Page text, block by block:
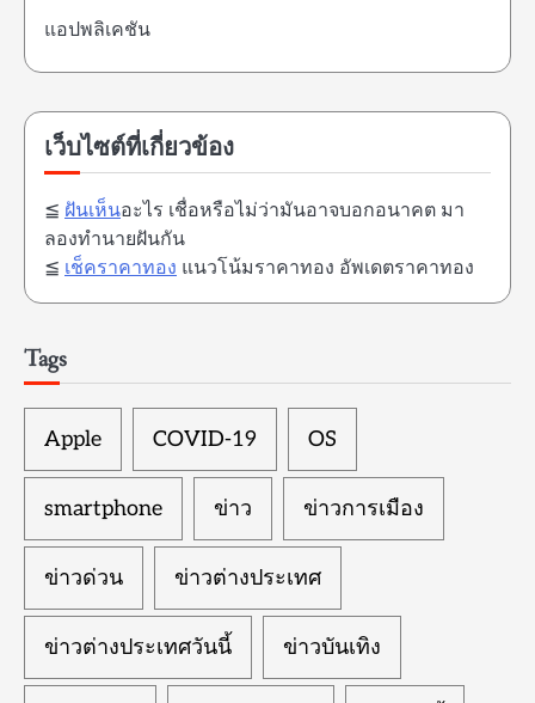
แอปพลิเคชัน
เว็บไซต์ที่เกี่ยวข้อง
≦ ฝันเห็นอะไร เชื่อหรือไม่ว่ามันอาจบอกอนาคต มา
ลองทำนายฝันกัน
≦ เช็คราคาทอง แนวโน้มราคาทอง อัพเดตราคาทอง
Tags
Apple COVID-19 OS
smartphone ข่าว ข่าวการเมือง
ข่าวด่วน ข่าวต่างประเทศ
ข่าวต่างประเทศวันนี้ ข่าวบันเทิง